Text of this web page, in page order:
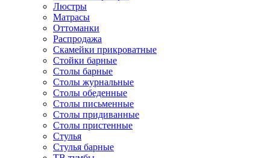
Люстры
Матрасы
Оттоманки
Распродажа
Скамейки прикроватные
Стойки барные
Столы барные
Столы журнальные
Столы обеденные
Столы письменные
Столы придиванные
Столы пристенные
Стулья
Стулья барные